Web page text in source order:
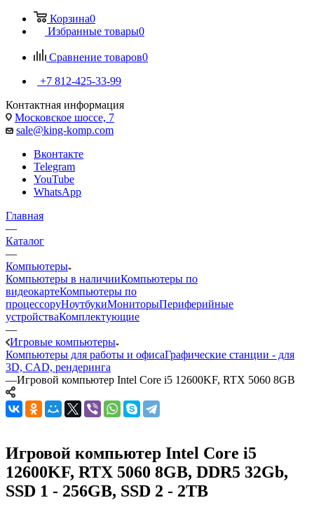
Корзина0
Избранные товары0
Сравнение товаров0
+7 812-425-33-99
Контактная информация
Московское шоссе, 7
sale@king-komp.com
Вконтакте
Telegram
YouTube
WhatsApp
Главная
—
Каталог
—
Компьютеры
Компьютеры в наличииКомпьютеры по
видеокартеКомпьютеры по
процессоруНоутбукиМониторыПериферийные
устройстваКомплектующие
—
Игровые компьютеры
Компьютеры для работы и офисаГрафические станции - для
3D, CAD, рендеринга
—Игровой компьютер Intel Core i5 12600KF, RTX 5060 8GB
Игровой компьютер Intel Core i5
12600KF, RTX 5060 8GB, DDR5 32Gb,
SSD 1 - 256GB, SSD 2 - 2TB